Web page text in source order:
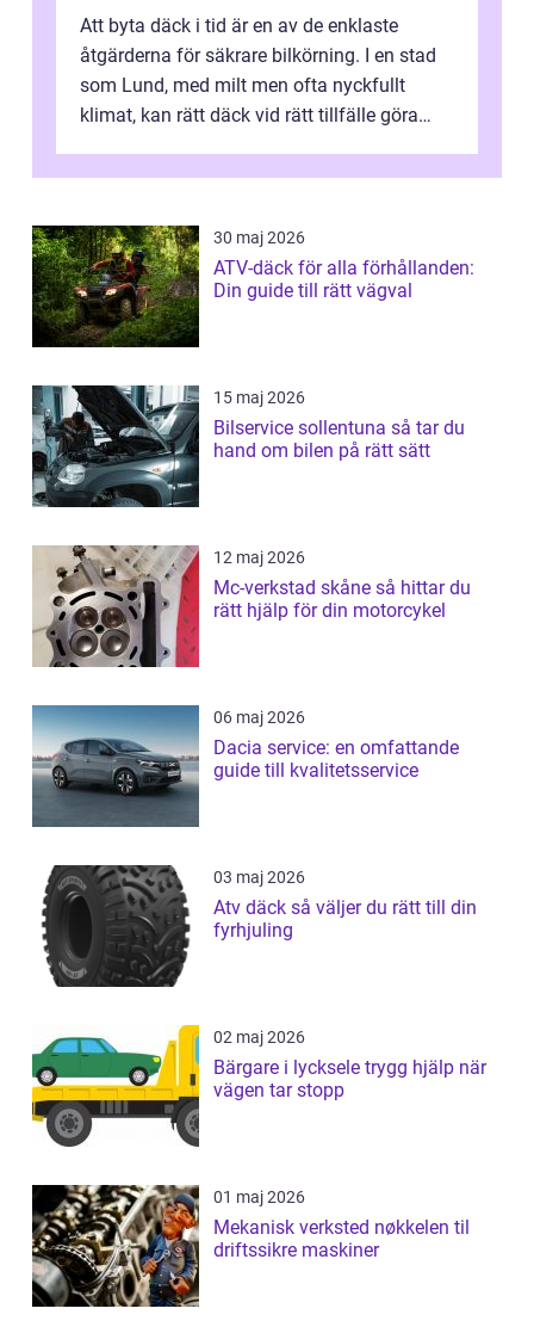
Att byta däck i tid är en av de enklaste
åtgärderna för säkrare bilkörning. I en stad
som Lund, med milt men ofta nyckfullt
klimat, kan rätt däck vid rätt tillfälle göra
30 maj 2026
ATV-däck för alla förhållanden:
Din guide till rätt vägval
15 maj 2026
Bilservice sollentuna så tar du
hand om bilen på rätt sätt
12 maj 2026
Mc-verkstad skåne så hittar du
rätt hjälp för din motorcykel
06 maj 2026
Dacia service: en omfattande
guide till kvalitetsservice
03 maj 2026
Atv däck så väljer du rätt till din
fyrhjuling
02 maj 2026
Bärgare i lycksele trygg hjälp när
vägen tar stopp
01 maj 2026
Mekanisk verksted nøkkelen til
driftssikre maskiner